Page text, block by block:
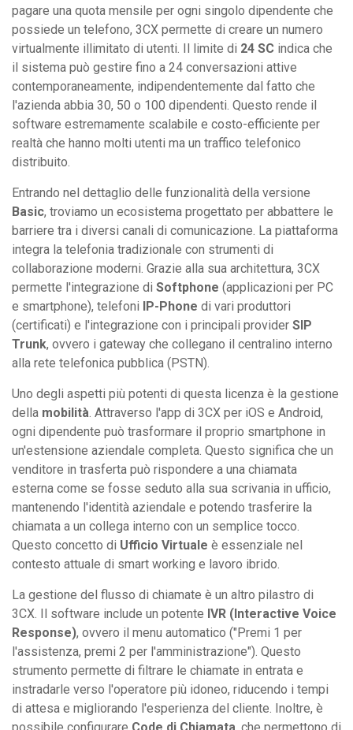
pagare una quota mensile per ogni singolo dipendente che
possiede un telefono, 3CX permette di creare un numero
virtualmente illimitato di utenti. Il limite di 24 SC indica che
il sistema può gestire fino a 24 conversazioni attive
contemporaneamente, indipendentemente dal fatto che
l'azienda abbia 30, 50 o 100 dipendenti. Questo rende il
software estremamente scalabile e costo-efficiente per
realtà che hanno molti utenti ma un traffico telefonico
distribuito.
Entrando nel dettaglio delle funzionalità della versione
Basic, troviamo un ecosistema progettato per abbattere le
barriere tra i diversi canali di comunicazione. La piattaforma
integra la telefonia tradizionale con strumenti di
collaborazione moderni. Grazie alla sua architettura, 3CX
permette l'integrazione di Softphone (applicazioni per PC
e smartphone), telefoni IP-Phone di vari produttori
(certificati) e l'integrazione con i principali provider SIP
Trunk, ovvero i gateway che collegano il centralino interno
alla rete telefonica pubblica (PSTN).
Uno degli aspetti più potenti di questa licenza è la gestione
della mobilità. Attraverso l'app di 3CX per iOS e Android,
ogni dipendente può trasformare il proprio smartphone in
un'estensione aziendale completa. Questo significa che un
venditore in trasferta può rispondere a una chiamata
esterna come se fosse seduto alla sua scrivania in ufficio,
mantenendo l'identità aziendale e potendo trasferire la
chiamata a un collega interno con un semplice tocco.
Questo concetto di Ufficio Virtuale è essenziale nel
contesto attuale di smart working e lavoro ibrido.
La gestione del flusso di chiamate è un altro pilastro di
3CX. Il software include un potente IVR (Interactive Voice
Response), ovvero il menu automatico ("Premi 1 per
l'assistenza, premi 2 per l'amministrazione"). Questo
strumento permette di filtrare le chiamate in entrata e
instradarle verso l'operatore più idoneo, riducendo i tempi
di attesa e migliorando l'esperienza del cliente. Inoltre, è